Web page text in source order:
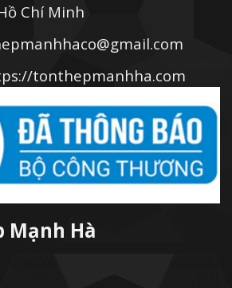
Chí Minh
tonthepmanhha.com
Mạnh Hà